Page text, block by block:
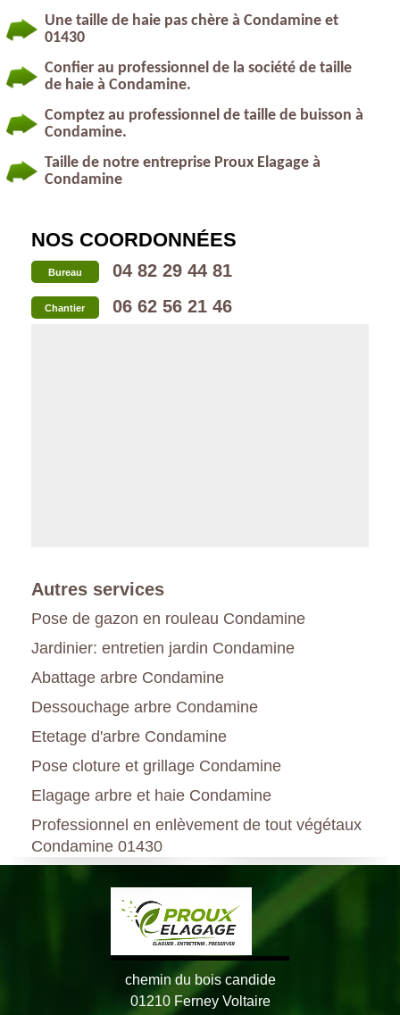
Une taille de haie pas chère à Condamine et
01430
Confier au professionnel de la société de taille
de haie à Condamine.
Comptez au professionnel de taille de buisson à
Condamine.
Taille de notre entreprise Proux Elagage à
Condamine
NOS COORDONNÉES
Bureau 04 82 29 44 81
Chantier 06 62 56 21 46
Autres services
Pose de gazon en rouleau Condamine
Jardinier: entretien jardin Condamine
Abattage arbre Condamine
Dessouchage arbre Condamine
Etetage d'arbre Condamine
Pose cloture et grillage Condamine
Elagage arbre et haie Condamine
Professionnel en enlèvement de tout végétaux
Condamine 01430
chemin du bois candide
01210 Ferney Voltaire